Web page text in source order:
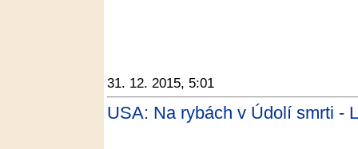
31. 12. 2015, 5:01
USA: Na rybách v Údolí smrti -